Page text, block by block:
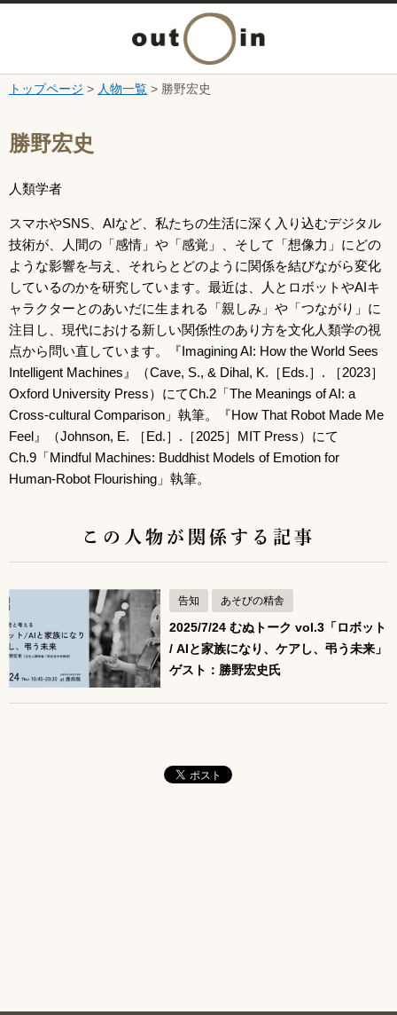
本文へ
ニ
ュ
ー
を
開
く
トップページ > 人物一覧 > 勝野宏史
勝野宏史
人類学者
スマホやSNS、AIなど、私たちの生活に深く入り込むデジタル
技術が、人間の「感情」や「感覚」、そして「想像力」にどの
ような影響を与え、それらとどのように関係を結びながら変化
しているのかを研究しています。最近は、人とロボットやAIキ
ャラクターとのあいだに生まれる「親しみ」や「つながり」に
注目し、現代における新しい関係性のあり方を文化人類学の視
点から問い直しています。『Imagining AI: How the World Sees
Intelligent Machines』（Cave, S., & Dihal, K.［Eds.］. ［2023］
Oxford University Press）にてCh.2「The Meanings of AI: a
Cross-cultural Comparison」執筆。『How That Robot Made Me
Feel』（Johnson, E. ［Ed.］.［2025］MIT Press）にて
Ch.9「Mindful Machines: Buddhist Models of Emotion for
Human-Robot Flourishing」執筆。
この人物が関係する記事
告知 あそびの精舎
2025/7/24 むぬトーク vol.3「ロボット
/ AIと家族になり、ケアし、弔う未来」
ゲスト：勝野宏史氏